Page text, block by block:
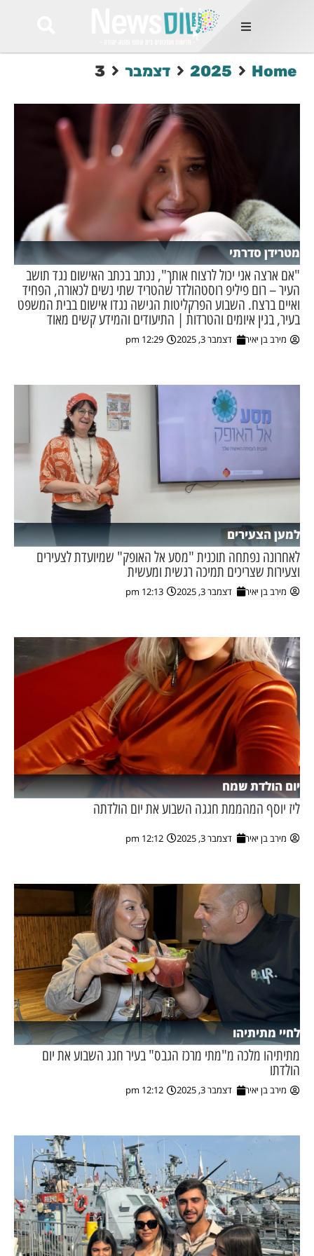
החמות
tortor
feugiat
ultricies
Congue
luctus, quam
mi
מסע מלחמה
השבוע
עסקים
Home
2025 דצמבר 3
מטרידן סדרתי
"אם ארצה אני יכול לרצוח אותך", נכתב בכתב האישום נגד תושב
העיר – רום פיליפ רוסטהולדר שהטריד שתי נשים לכאורה, הפחיד
ואיים ברצח. השבוע הפרקליטות הגישה נגדו אישום בבית המשפט
בעיר, בגין איומים והטרדות | התיעודים והמידע קשים מאוד
מירב בן יאיר דצמבר 3, 2025 12:29 pm
למען הצעירים
לאחרונה נפתחה תוכנית "מסע אל האופק" שמיועדת לצעירים
וצעירות שצריכים תמיכה רגשית ומעשית
מירב בן יאיר דצמבר 3, 2025 12:13 pm
יום הולדת שמח
ליז יוסף המהממת חגגה השבוע את יום הולדתה
מירב בן יאיר דצמבר 3, 2025 12:12 pm
לחיי מתיתיהו
מתיתיהו מלכה מ"מתי מרכז הגבס" בעיר חגג השבוע את יום
הולדתו
מירב בן יאיר דצמבר 3, 2025 12:12 pm